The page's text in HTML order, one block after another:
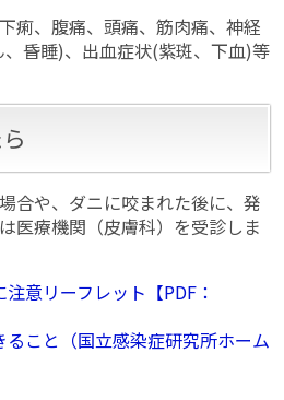
痢、腹痛、頭痛、筋肉痛、神経
昏睡)、出血症状(紫斑、下血)等
合や、ダニに咬まれた後に、発
医療機関（皮膚科）を受診しま
意リーフレット【PDF：
こと（国立感染症研究所ホーム